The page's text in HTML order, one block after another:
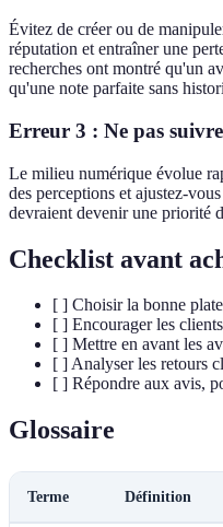
Évitez de créer ou de
réputation et entraîner une
recherches ont montré qu'un
qu'une note parfaite sans
Erreur 3 : Ne pas
Le milieu numérique évolue
des perceptions et ajustez-
devraient devenir une priorité
Checklist avant
[ ] Choisir la bonne
[ ] Encourager les
[ ] Mettre en avant les
[ ] Analyser les retours
[ ] Répondre aux avis,
Glossaire
Terme Définition